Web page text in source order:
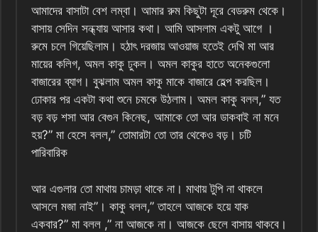
আমাদের বাসাটা বেশ লম্বা। আমার রুম কিছুটা দূরে বেডরুম থেকে।
বাসায় সেদিন সন্ধ্যায় আসার কথা। আমি আসলাম একটু আগে ।
রুমে চলে গিয়েছিলাম। হঠাৎ দরজায় আওয়াজ হতেই দেখি মা আর
মায়ের কলিগ, অমল কাকু ঢুকল। অমল কাকুর হাতে অনেকগুলো
বাজারের ব্যাগ। বুঝলাম অমল কাকু মাকে বাজারে হেল্প করছিল।
ঢোকার পর একটা কথা শুনে চমকে উঠলাম। অমল কাকু বলল,” যত
বড় বড় শসা আর বেগুন কিনেছ, আমাকে তো আর ডাকবাই না মনে
হয়?” মা হেসে বলল,” তোমারটা তো তার থেকেও বড়। চটি
পারিবারিক
আর এগুলার তো মাথায় চামড়া থাকে না। মাথায় টুপি না থাকলে
আসলে মজা নাই”। কাকু বলল,” তাহলে‌ আজকে হয়ে যাক
একবার?” মা বলল ,” না আজকে না। আজকে ছেলে বাসায় থাকবে।